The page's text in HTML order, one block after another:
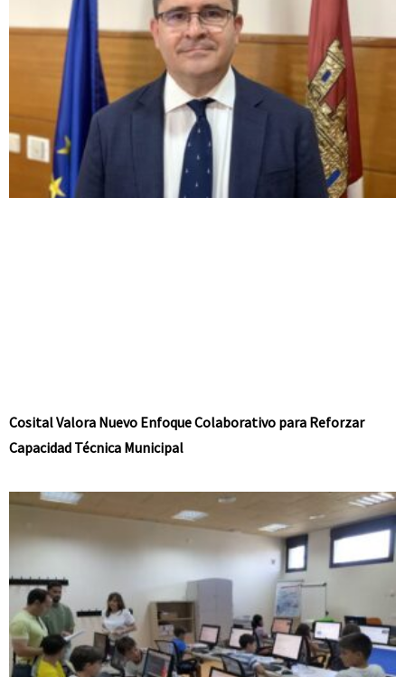
Cosital Valora Nuevo Enfoque Colaborativo para Reforzar
Capacidad Técnica Municipal